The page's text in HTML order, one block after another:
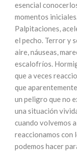
esencial
momentos
Palpitaciones,
el pecho. Terror y
aire, náuseas,
escalofríos.
que a veces
que
un peligro que no
una situación
cuando volvemos
reaccionamos con
podemos hacer